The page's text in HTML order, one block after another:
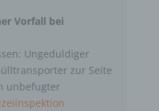
Vorfall bei
Ungeduldiger
zur Seite
unbefugter